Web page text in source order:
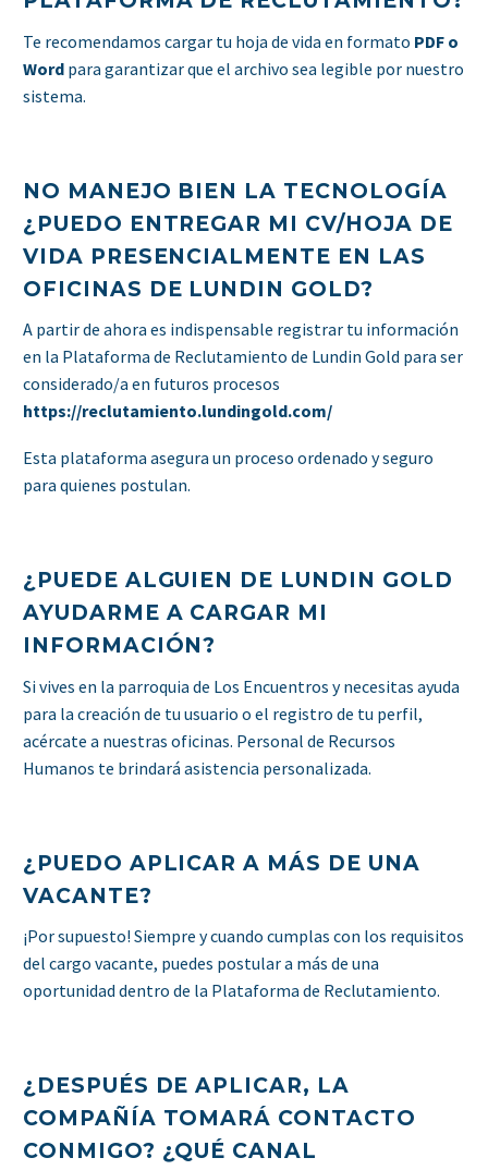
Te recomendamos cargar tu hoja de vida en formato PDF o
Word para garantizar que el archivo sea legible por nuestro
sistema.
NO MANEJO BIEN LA TECNOLOGÍA
¿PUEDO ENTREGAR MI CV/HOJA DE
VIDA PRESENCIALMENTE EN LAS
OFICINAS DE LUNDIN GOLD?
A partir de ahora es indispensable registrar tu información
en la Plataforma de Reclutamiento de Lundin Gold para ser
considerado/a en futuros procesos
https://reclutamiento.lundingold.com/
Esta plataforma asegura un proceso ordenado y seguro
para quienes postulan.
¿PUEDE ALGUIEN DE LUNDIN GOLD
AYUDARME A CARGAR MI
INFORMACIÓN?
Si vives en la parroquia de Los Encuentros y necesitas ayuda
para la creación de tu usuario o el registro de tu perfil,
acércate a nuestras oficinas. Personal de Recursos
Humanos te brindará asistencia personalizada.
¿PUEDO APLICAR A MÁS DE UNA
VACANTE?
¡Por supuesto! Siempre y cuando cumplas con los requisitos
del cargo vacante, puedes postular a más de una
oportunidad dentro de la Plataforma de Reclutamiento.
¿DESPUÉS DE APLICAR, LA
COMPAÑÍA TOMARÁ CONTACTO
CONMIGO? ¿QUÉ CANAL